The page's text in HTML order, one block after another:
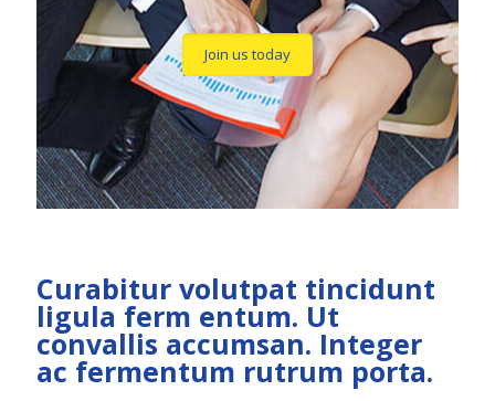
Join us today
Curabitur volutpat tincidunt
ligula ferm entum. Ut
convallis accumsan. Integer
ac fermentum rutrum porta.